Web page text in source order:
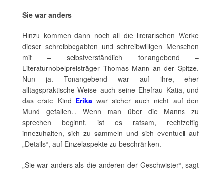
Sie war anders
Hinzu kommen dann noch all die literarischen Werke
dieser schreibbegabten und schreibwilligen Menschen
mit – selbstverständlich tonangebend –
Literaturnobelpreisträger Thomas Mann an der Spitze.
Nun ja. Tonangebend war auf ihre, eher
alltagspraktische Weise auch seine Ehefrau Katia, und
das erste Kind Erika war sicher auch nicht auf den
Mund gefallen... Wenn man über die Manns zu
sprechen beginnt, ist es ratsam, rechtzeitig
innezuhalten, sich zu sammeln und sich eventuell auf
„Details“, auf Einzelaspekte zu beschränken.
„Sie war anders als die anderen der Geschwister“, sagt